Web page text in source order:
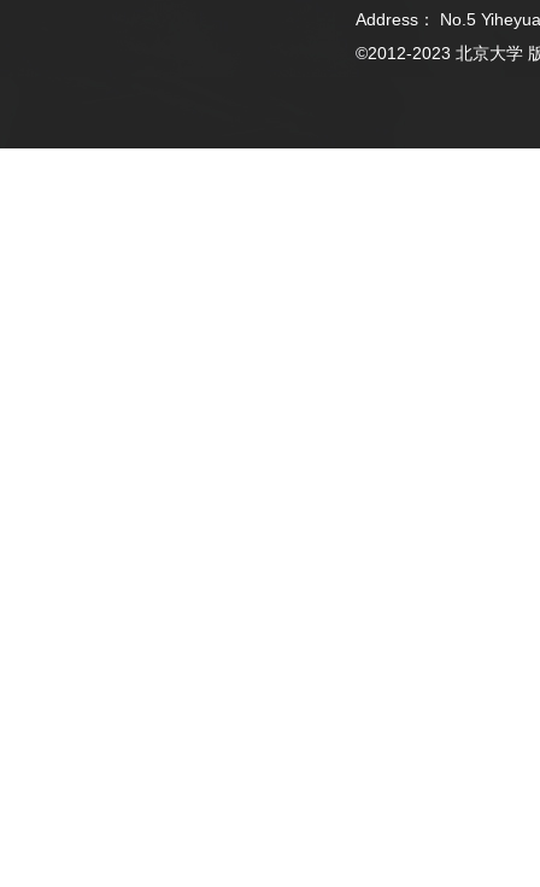
Address： No.5
©2012-2023 北京大学